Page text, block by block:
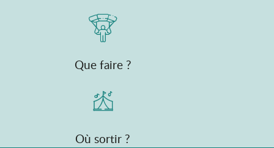
Que faire ?
Où sortir ?